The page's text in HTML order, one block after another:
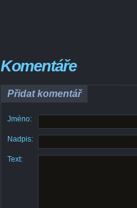
Komentáře
Přidat komentář
Jméno:
Nadpis:
Text: